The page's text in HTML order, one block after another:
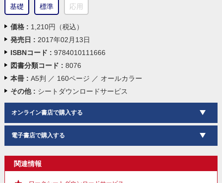
基礎 標準 応用
価格 : 1,210円（税込）
発売日 : 2017年02月13日
ISBNコード : 9784010111666
図書分類コード : 8076
本冊 : A5判 ／ 160ページ ／ オールカラー
その他 : シートダウンロードサービス
オンライン書店で購入する
電子書店で購入する
関連情報